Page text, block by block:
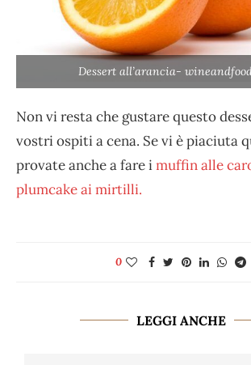
Dessert all’arancia-
Non vi resta che gustare questo
vostri ospiti a cena. Se vi è piaciuta
provate anche a fare imuffin alle
plumcake ai mirtilli.
0
LEGGI ANCHE